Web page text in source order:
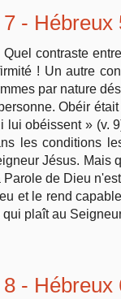
7 - Hébreux
Quel contraste
! Un autre
par nature
Obéir
lui obéissent » (v.
les conditions
Jésus. Mais
Parole de Dieu
et le rend
qui plaît au
8 - Hébreux